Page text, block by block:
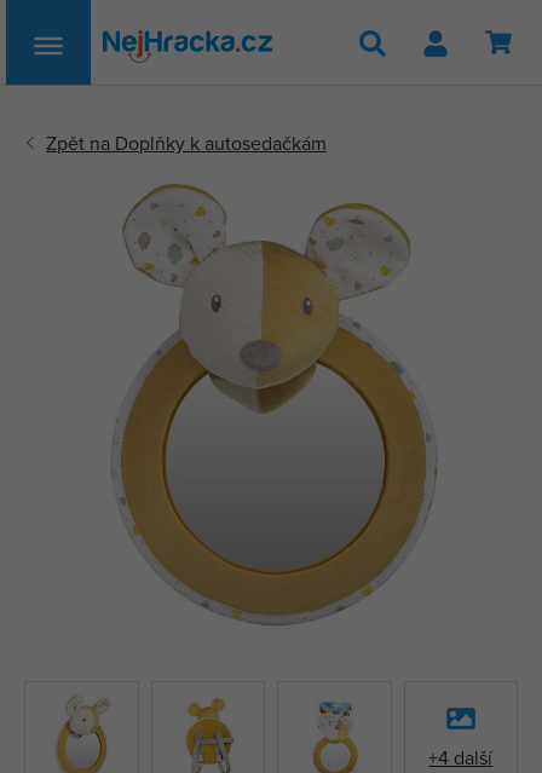
Hledat
+4 další